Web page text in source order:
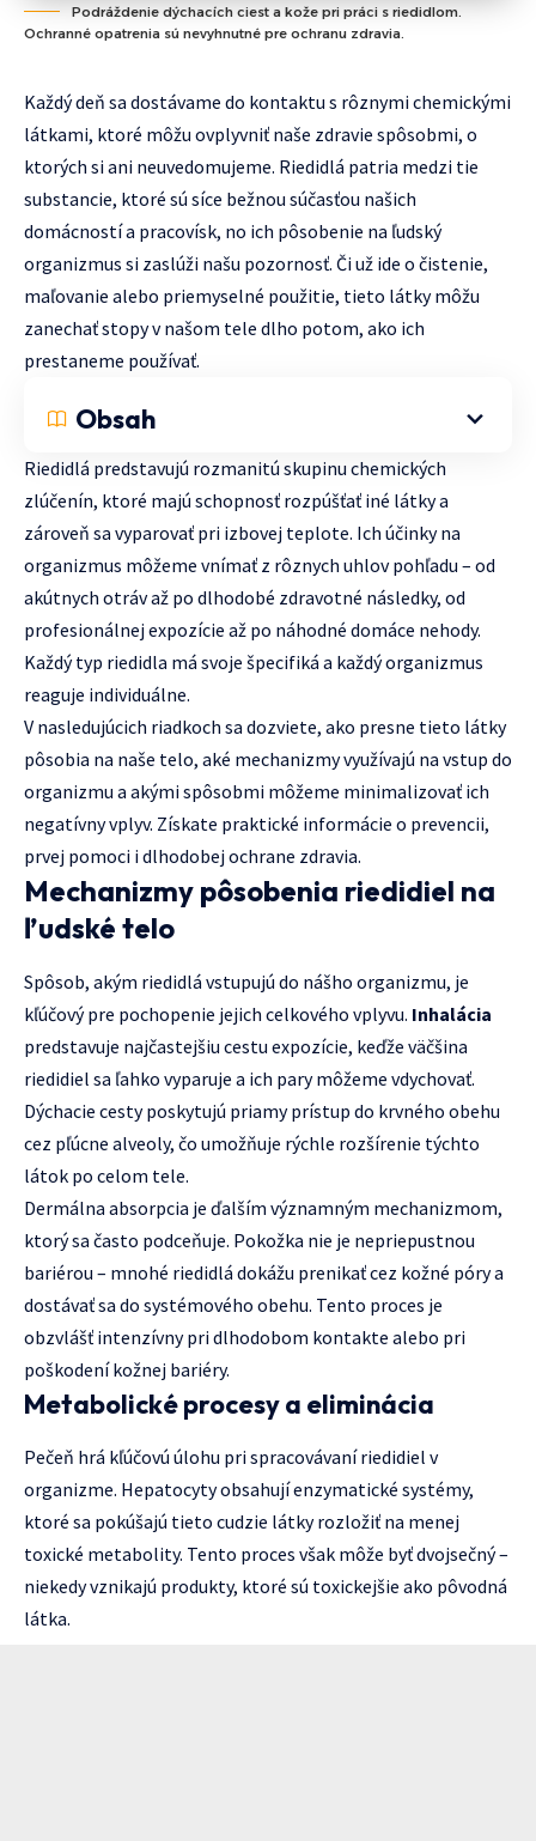
Podráždenie dýchacích ciest a kože pri práci s riedidlom.
Ochranné opatrenia sú nevyhnutné pre ochranu zdravia.
Každý deň sa dostávame do kontaktu s rôznymi chemickými
látkami, ktoré môžu ovplyvniť naše zdravie spôsobmi, o
ktorých si ani neuvedomujeme. Riedidlá patria medzi tie
substancie, ktoré sú síce bežnou súčasťou našich
domácností a pracovísk, no ich pôsobenie na ľudský
organizmus si zaslúži našu pozornosť. Či už ide o čistenie,
maľovanie alebo priemyselné použitie, tieto látky môžu
zanechať stopy v našom tele dlho potom, ako ich
prestaneme používať.
Obsah
Riedidlá predstavujú rozmanitú skupinu chemických
zlúčenín, ktoré majú schopnosť rozpúšťať iné látky a
zároveň sa vyparovať pri izbovej teplote. Ich účinky na
organizmus môžeme vnímať z rôznych uhlov pohľadu – od
akútnych otráv až po dlhodobé zdravotné následky, od
profesionálnej expozície až po náhodné domáce nehody.
Každý typ riedidla má svoje špecifiká a každý organizmus
reaguje individuálne.
V nasledujúcich riadkoch sa dozviete, ako presne tieto látky
pôsobia na naše telo, aké mechanizmy využívajú na vstup do
organizmu a akými spôsobmi môžeme minimalizovať ich
negatívny vplyv. Získate praktické informácie o prevencii,
prvej pomoci i dlhodobej ochrane zdravia.
Mechanizmy pôsobenia riedidiel na
ľudské telo
Spôsob, akým riedidlá vstupujú do nášho organizmu, je
kľúčový pre pochopenie jejich celkového vplyvu. Inhalácia
predstavuje najčastejšiu cestu expozície, keďže väčšina
riedidiel sa ľahko vyparuje a ich pary môžeme vdychovať.
Dýchacie cesty poskytujú priamy prístup do krvného obehu
cez pľúcne alveoly, čo umožňuje rýchle rozšírenie týchto
látok po celom tele.
Dermálna absorpcia je ďalším významným mechanizmom,
ktorý sa často podceňuje. Pokožka nie je nepriepustnou
bariérou – mnohé riedidlá dokážu prenikať cez kožné póry a
dostávať sa do systémového obehu. Tento proces je
obzvlášť intenzívny pri dlhodobom kontakte alebo pri
poškodení kožnej bariéry.
Metabolické procesy a eliminácia
Pečeň hrá kľúčovú úlohu pri spracovávaní riedidiel v
organizme. Hepatocyty obsahují enzymatické systémy,
ktoré sa pokúšajú tieto cudzie látky rozložiť na menej
toxické metabolity. Tento proces však môže byť dvojsečný –
niekedy vznikajú produkty, ktoré sú toxickejšie ako pôvodná
látka.